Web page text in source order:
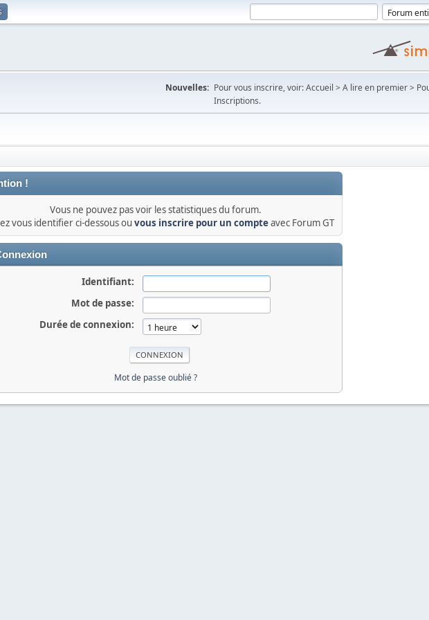
Nouvelles: Pour vous inscrire, voir: Accueil > A lire en premier >
Inscriptions.
!
Vous ne pouvez pas voir les statistiques du forum.
vous identifier ci-dessous ou vous inscrire pour un compteavec Forum GT
Identifiant:
Mot de passe:
Durée de connexion:
Mot de passe oublié ?